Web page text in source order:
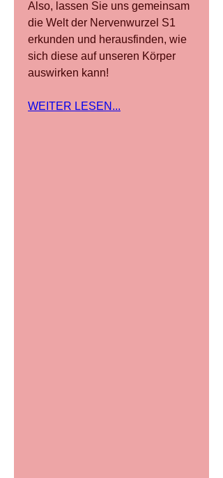
Also, lassen Sie uns gemeinsam
die Welt der Nervenwurzel S1
erkunden und herausfinden, wie
sich diese auf unseren Körper
auswirken kann!
WEITER LESEN...